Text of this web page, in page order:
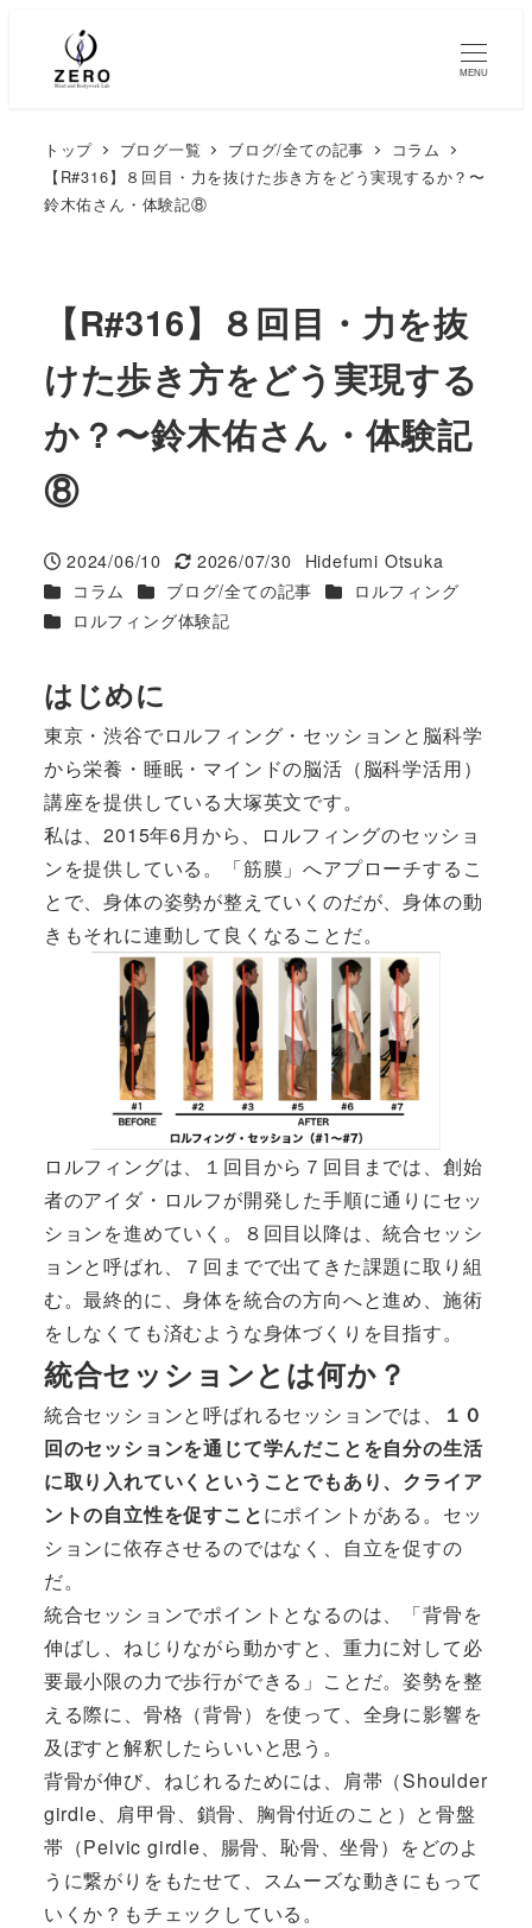
MENU
トップ ブログ一覧 ブログ/全ての記事
コラム
【R#316】８回目・力を抜けた歩き方をどう実現するか？〜
鈴木佑さん・体験記⑧
【R#316】８回目・力を抜
けた歩き方をどう実現する
か？〜鈴木佑さん・体験記
⑧
投稿日
2024/06/10
更新日
2026/07/30
著
者
Hidefumi Otsuka
カテゴリー
コラム カテゴリー
ブログ/全ての記事 カテゴリー
ロルフィング
カテゴリー
ロルフィング体験記
はじめに
東京・渋谷でロルフィング・セッションと脳科学
から栄養・睡眠・マインドの脳活（脳科学活用）
講座を提供している大塚英文です。
私は、2015年6月から、ロルフィングのセッショ
ンを提供している。「筋膜」へアプローチするこ
とで、身体の姿勢が整えていくのだが、身体の動
きもそれに連動して良くなることだ。
ロルフィングは、１回目から７回目までは、創始
者のアイダ・ロルフが開発した手順に通りにセッ
ションを進めていく。８回目以降は、統合セッシ
ョンと呼ばれ、７回までで出てきた課題に取り組
む。最終的に、身体を統合の方向へと進め、施術
をしなくても済むような身体づくりを目指す。
統合セッションとは何か？
統合セッションと呼ばれるセッションでは、
１０
回のセッションを通じて学んだことを自分の生活
に取り入れていくということでもあり、クライア
ントの自立性を促すことにポイントがある。セッ
ションに依存させるのではなく、自立を促すの
だ。
統合セッションでポイントとなるのは、「背骨を
伸ばし、ねじりながら動かすと、重力に対して必
要最小限の力で歩行ができる」ことだ。姿勢を整
える際に、骨格（背骨）を使って、全身に影響を
及ぼすと解釈したらいいと思う。
背骨が伸び、ねじれるためには、肩帯（Shoulder
girdle、肩甲骨、鎖骨、胸骨付近のこと）と骨盤
帯（Pelvic girdle、腸骨、恥骨、坐骨）をどのよ
うに繋がりをもたせて、スムーズな動きにもって
いくか？もチェックしている。